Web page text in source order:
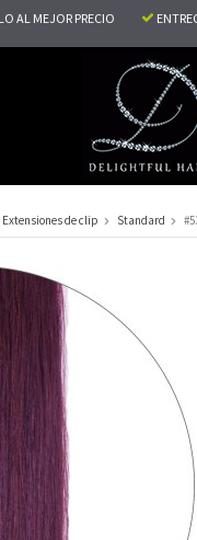
AL MEJOR PRECIO
de clip Standard